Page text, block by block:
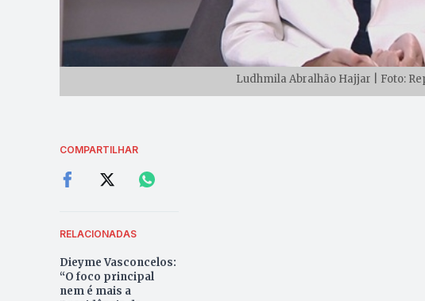
Ludhmila Abralhão Hajjar | Foto:
COMPARTILHAR
RELACIONADAS
Dieyme Vasconcelos:
“O foco principal
nem é mais a